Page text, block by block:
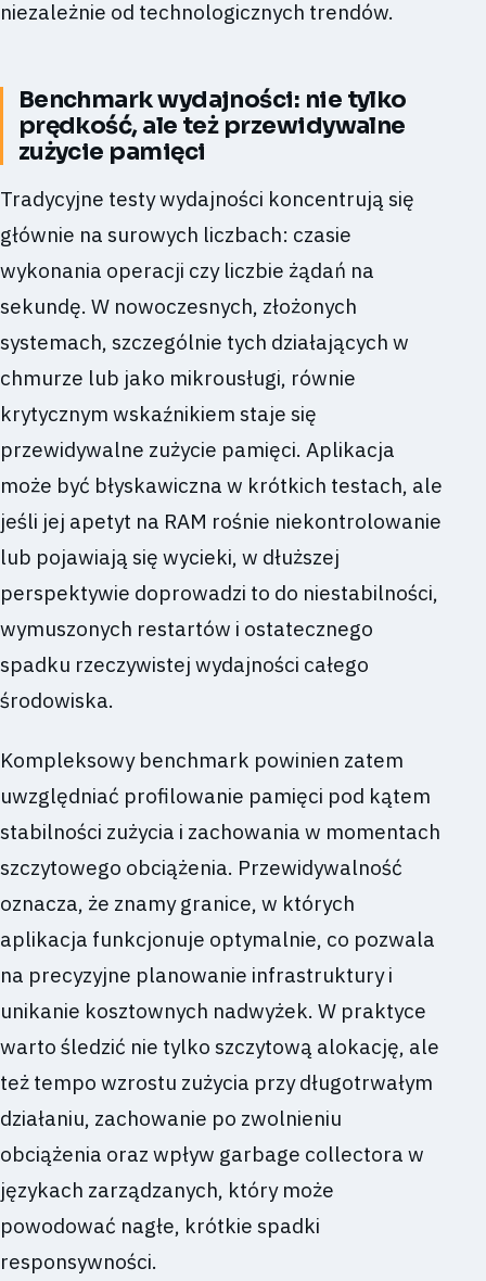
niezależnie od technologicznych trendów.
Benchmark wydajności: nie tylko
prędkość, ale też przewidywalne
zużycie pamięci
Tradycyjne testy wydajności koncentrują się
głównie na surowych liczbach: czasie
wykonania operacji czy liczbie żądań na
sekundę. W nowoczesnych, złożonych
systemach, szczególnie tych działających w
chmurze lub jako mikrousługi, równie
krytycznym wskaźnikiem staje się
przewidywalne zużycie pamięci. Aplikacja
może być błyskawiczna w krótkich testach, ale
jeśli jej apetyt na RAM rośnie niekontrolowanie
lub pojawiają się wycieki, w dłuższej
perspektywie doprowadzi to do niestabilności,
wymuszonych restartów i ostatecznego
spadku rzeczywistej wydajności całego
środowiska.
Kompleksowy benchmark powinien zatem
uwzględniać profilowanie pamięci pod kątem
stabilności zużycia i zachowania w momentach
szczytowego obciążenia. Przewidywalność
oznacza, że znamy granice, w których
aplikacja funkcjonuje optymalnie, co pozwala
na precyzyjne planowanie infrastruktury i
unikanie kosztownych nadwyżek. W praktyce
warto śledzić nie tylko szczytową alokację, ale
też tempo wzrostu zużycia przy długotrwałym
działaniu, zachowanie po zwolnieniu
obciążenia oraz wpływ garbage collectora w
językach zarządzanych, który może
powodować nagłe, krótkie spadki
responsywności.